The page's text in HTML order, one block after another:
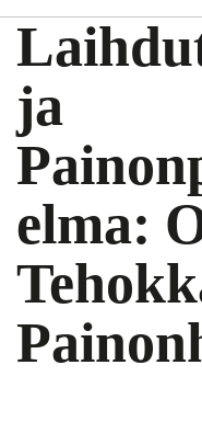
ja
elma: